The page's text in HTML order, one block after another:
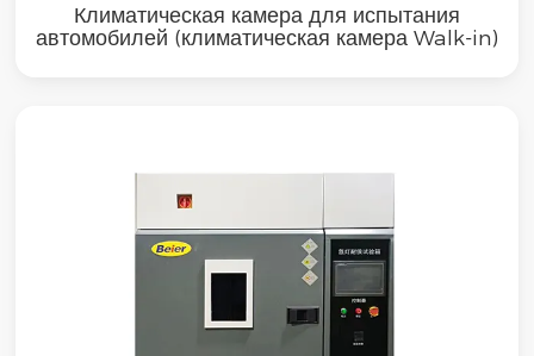
Климатическая камера для испытания
автомобилей (климатическая камера Walk-in)